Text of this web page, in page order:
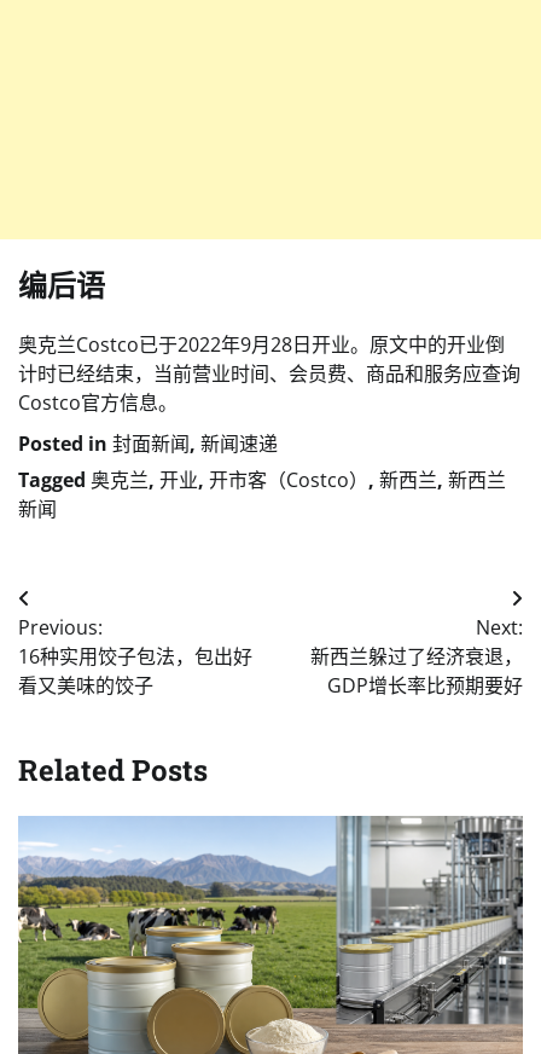
编后语
奥克兰Costco已于2022年9月28日开业。原文中的开业倒
计时已经结束，当前营业时间、会员费、商品和服务应查询
Costco官方信息。
Posted in 封面新闻, 新闻速递
Tagged 奥克兰, 开业, 开市客（Costco） , 新西兰, 新西兰
新闻
Post
navigation
Previous:
16种实用饺子包法，包出好
看又美味的饺子
Next:
新西兰躲过了经济衰退，
GDP增长率比预期要好
Related Posts